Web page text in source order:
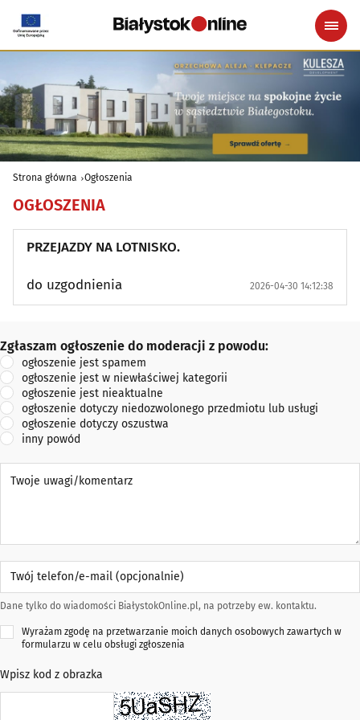
Strona główna Ogłoszenia
OGŁOSZENIA
PRZEJAZDY NA LOTNISKO.
do uzgodnienia 2026-04-30 14:12:38
Zgłaszam ogłoszenie do moderacji z powodu:
Zgłaszam ogłoszenie do moderacji z powodu:
ogłoszenie jest spamem
ogłoszenie jest w niewłaściwej kategorii
ogłoszenie jest nieaktualne
ogłoszenie dotyczy niedozwolonego przedmiotu lub usługi
ogłoszenie dotyczy oszustwa
inny powód
Twój telefon/e-mail (opcjonalnie)
Dane tylko do wiadomości BiałystokOnline.pl, na potrzeby ew. kontaktu.
Wyrażam zgodę na przetwarzanie moich danych osobowych zawartych w
formularzu w celu obsługi zgłoszenia
Wpisz kod z obrazka